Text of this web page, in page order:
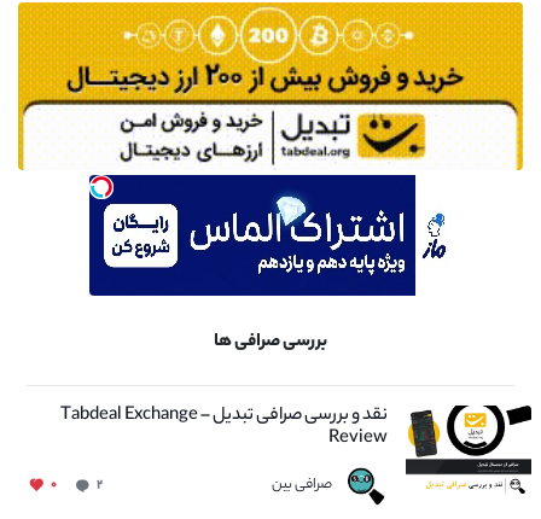
بررسی صرافی ها
نقد و بررسی صرافی تبدیل – Tabdeal Exchange
Review
صرافی بین ۲ ۰